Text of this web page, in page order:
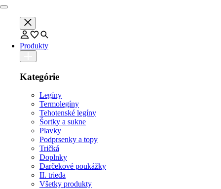
Produkty
Kategórie
Legíny
Termolegíny
Tehotenské legíny
Šortky a sukne
Plavky
Podprsenky a topy
Tričká
Doplnky
Darčekové poukážky
II. trieda
Všetky produkty